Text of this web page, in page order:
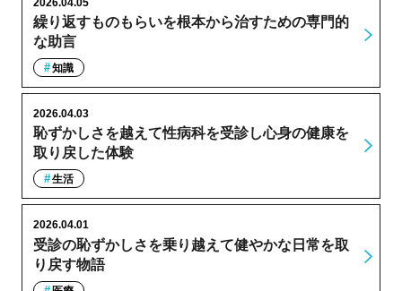
繰り返すものもらいを根本から治すための専門的
な助言
知識
恥ずかしさを越えて性病科を受診し心身の健康を
取り戻した体験
2026.04.03
生活
受診の恥ずかしさを乗り越えて健やかな日常を取
り戻す物語
2026.04.01